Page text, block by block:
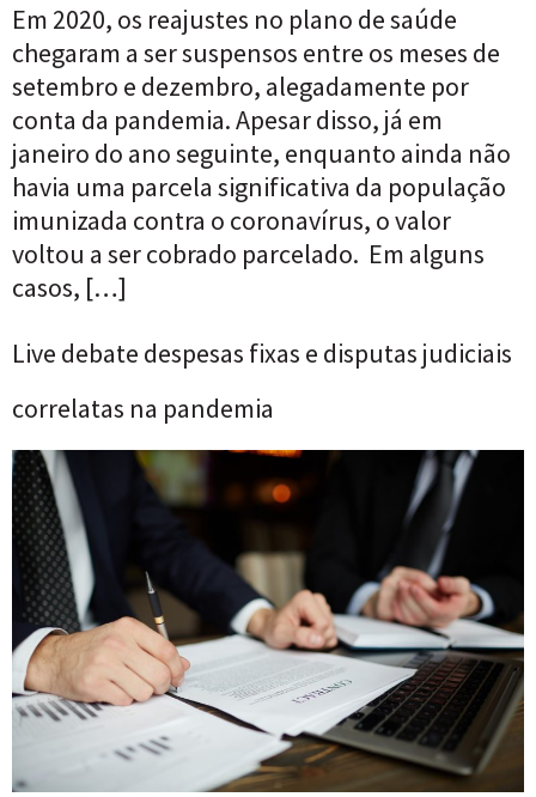
Em 2020, os reajustes no plano de saúde
chegaram a ser suspensos entre os meses de
setembro e dezembro, alegadamente por
conta da pandemia. Apesar disso, já em
janeiro do ano seguinte, enquanto ainda não
havia uma parcela significativa da população
imunizada contra o coronavírus, o valor
voltou a ser cobrado parcelado. Em alguns
casos, […]
Live debate despesas fixas e disputas judiciais
correlatas na pandemia